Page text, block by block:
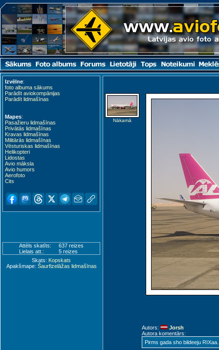
Izvēlne:
foto albuma sākums
Parādīt aviokompānijas
Parādīt lidmašīnas
Mapes:
Pasažieru lidmašīnas
Privātās lidmašīnas
Kravas lidmašīnas
Militārās lidmašīnas
Vēsturiskas lidmašīnas
Helikopteri
Lidostas
Avio māksla
Avio humors
Aerofoto
Cits
Attēls skatīts:
637 reizes
Lielais att.:
5 reizes
Skats: Kopskats
Apakšmape: Šaurfizelāžas lidmašīnas
Nākamā
Autors:
Jorsh
Autora komentārs:
Pirms gada sho bildeeju
Giza (SPX)